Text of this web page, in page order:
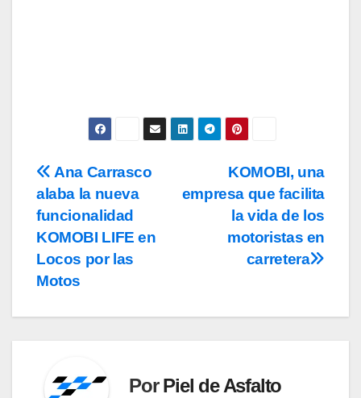
Navegación
de
entradas
KOMOBI, una
empresa que facilita
la vida de los
motoristas en
carretera
Ana Carrasco
alaba la nueva
funcionalidad
KOMOBI LIFE en
Locos por las
Motos
PorPiel de Asfalto